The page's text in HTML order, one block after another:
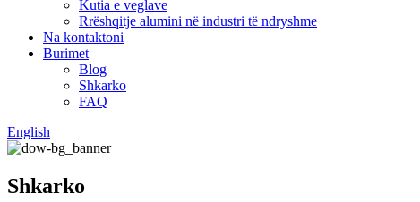
Kutia e veglave
Rrëshqitje alumini në industri të ndryshme
Na kontaktoni
Burimet
Blog
Shkarko
FAQ
English
Shkarko